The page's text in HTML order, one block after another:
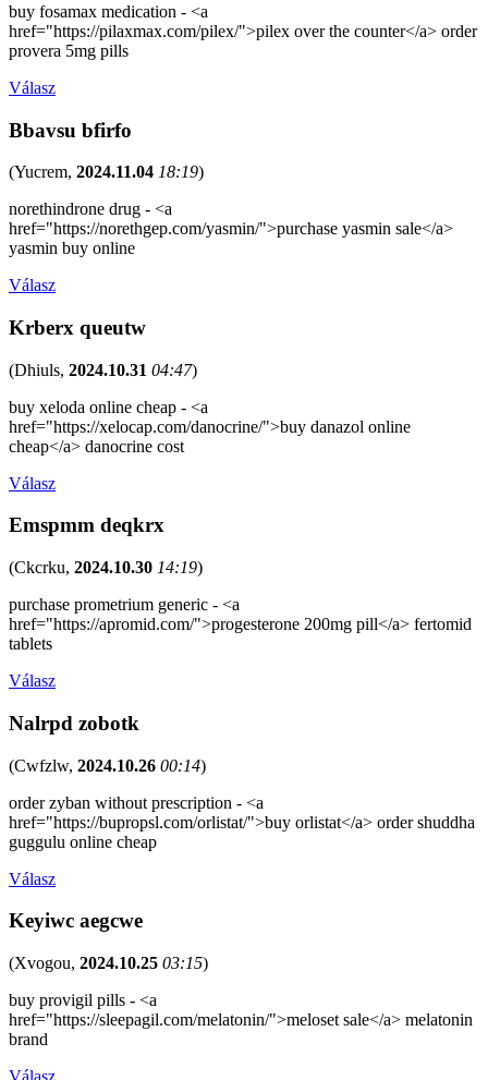
buy fosamax medication - <a
href="https://pilaxmax.com/pilex/">pilex over the counter</a> order
provera 5mg pills
Válasz
Bbavsu bfirfo
(Yucrem, 2024.11.04 18:19)
norethindrone drug - <a
href="https://norethgep.com/yasmin/">purchase yasmin sale</a>
yasmin buy online
Válasz
Krberx queutw
(Dhiuls, 2024.10.31 04:47)
buy xeloda online cheap - <a
href="https://xelocap.com/danocrine/">buy danazol online
cheap</a> danocrine cost
Válasz
Emspmm deqkrx
(Ckcrku, 2024.10.30 14:19)
purchase prometrium generic - <a
href="https://apromid.com/">progesterone 200mg pill</a> fertomid
tablets
Válasz
Nalrpd zobotk
(Cwfzlw, 2024.10.26 00:14)
order zyban without prescription - <a
href="https://bupropsl.com/orlistat/">buy orlistat</a> order shuddha
guggulu online cheap
Válasz
Keyiwc aegcwe
(Xvogou, 2024.10.25 03:15)
buy provigil pills - <a
href="https://sleepagil.com/melatonin/">meloset sale</a> melatonin
brand
Válasz